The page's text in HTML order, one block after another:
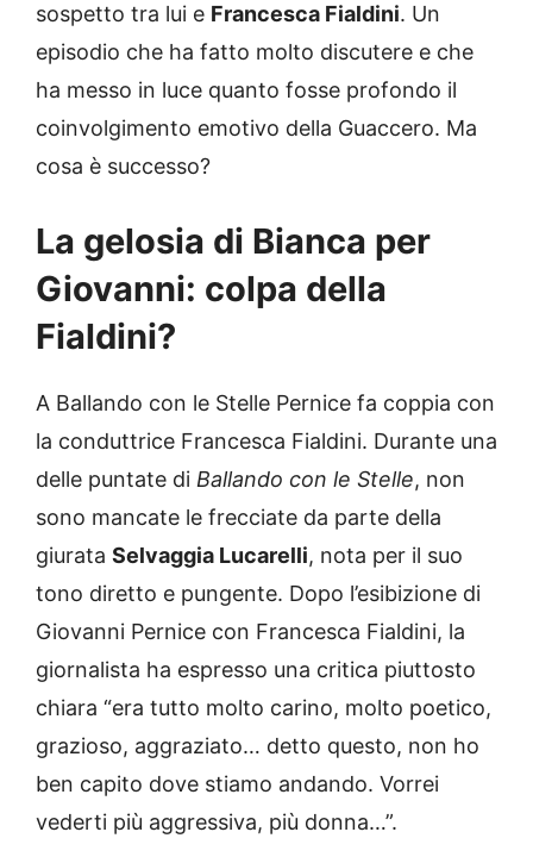
sospetto tra lui e Francesca Fialdini. Un
episodio che ha fatto molto discutere e che
ha messo in luce quanto fosse profondo il
coinvolgimento emotivo della Guaccero. Ma
cosa è successo?
La gelosia di Bianca per
Giovanni: colpa della
Fialdini?
A Ballando con le Stelle Pernice fa coppia con
la conduttrice Francesca Fialdini. Durante una
delle puntate di Ballando con le Stelle, non
sono mancate le frecciate da parte della
giurata Selvaggia Lucarelli, nota per il suo
tono diretto e pungente. Dopo l’esibizione di
Giovanni Pernice con Francesca Fialdini, la
giornalista ha espresso una critica piuttosto
chiara “era tutto molto carino, molto poetico,
grazioso, aggraziato… detto questo, non ho
ben capito dove stiamo andando. Vorrei
vederti più aggressiva, più donna…”.